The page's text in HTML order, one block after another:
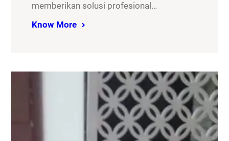
memberikan solusi profesional…
Know More